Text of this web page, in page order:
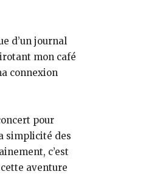
d’un journal
mon café
connexion
pour
simplicité des
c’est
aventure